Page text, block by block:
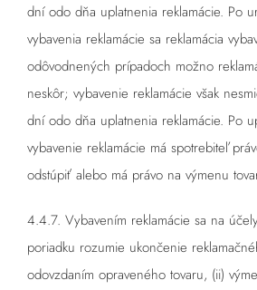
dní odo dňa uplatnenia reklamácie. Po
vybavenia reklamácie sa reklamácia
odôvodnených prípadoch možno
neskôr; vybavenie reklamácie však
dní odo dňa uplatnenia reklamácie. Po
vybavenie reklamácie má spotrebiteľ
odstúpiť alebo má právo na výmenu
4.4.7. Vybavením reklamácie sa na
poriadku rozumie ukončenie
odovzdaním opraveného tovaru, (ii)